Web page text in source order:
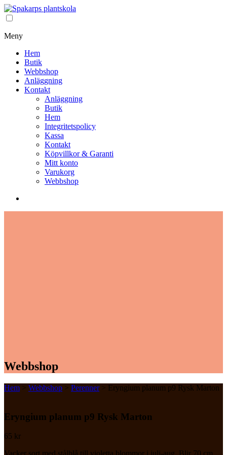
Meny
Hem
Butik
Webbshop
Anläggning
Kontakt
Anläggning
Butik
Hem
Integritetspolicy
Kassa
Kontakt
Köpvillkor & Garanti
Mitt konto
Varukorg
Webbshop
Webbshop
Hem > Webbshop > Perenner> Eryngium planum p9 Rysk Marton
Eryngium planum p9 Rysk Marton
65 kr